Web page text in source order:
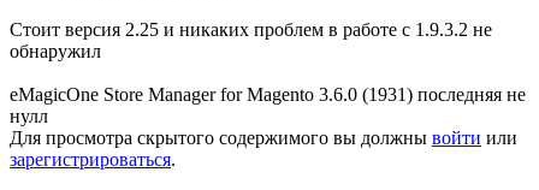
Стоит версия 2.25 и никаких проблем в работе с 1.9.3.2 не
обнаружил
eMagicOne Store Manager for Magento 3.6.0 (1931) последняя не
нулл
Для просмотра скрытого содержимого вы должны войти или
зарегистрироваться.